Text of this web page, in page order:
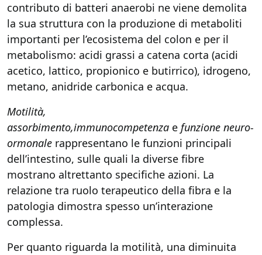
contributo di batteri anaerobi ne viene demolita
la sua struttura con la produzione di metaboliti
importanti per l’ecosistema del colon e per il
metabolismo: acidi grassi a catena corta (acidi
acetico, lattico, propionico e butirrico), idrogeno,
metano, anidride carbonica e acqua.
Motilità,
assorbimento,immunocompetenza e funzione neuro-
ormonale rappresentano le funzioni principali
dell’intestino, sulle quali la diverse fibre
mostrano altrettanto specifiche azioni. La
relazione tra ruolo terapeutico della fibra e la
patologia dimostra spesso un’interazione
complessa.
Per quanto riguarda la motilità, una diminuita